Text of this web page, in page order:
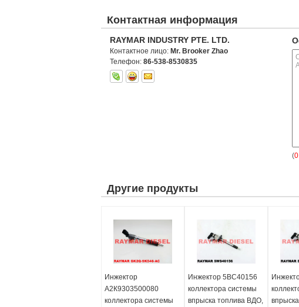
Контактная информация
RAYMAR INDUSTRY PTE. LTD.
Контактное лицо: Mr. Brooker Zhao
Телефон: 86-538-8530835
(0
Другие продукты
Инжектор
А2К9303500080
коллектора системы
Инжектор 5ВС40156
коллектора системы
впрыска топлива ВДО,